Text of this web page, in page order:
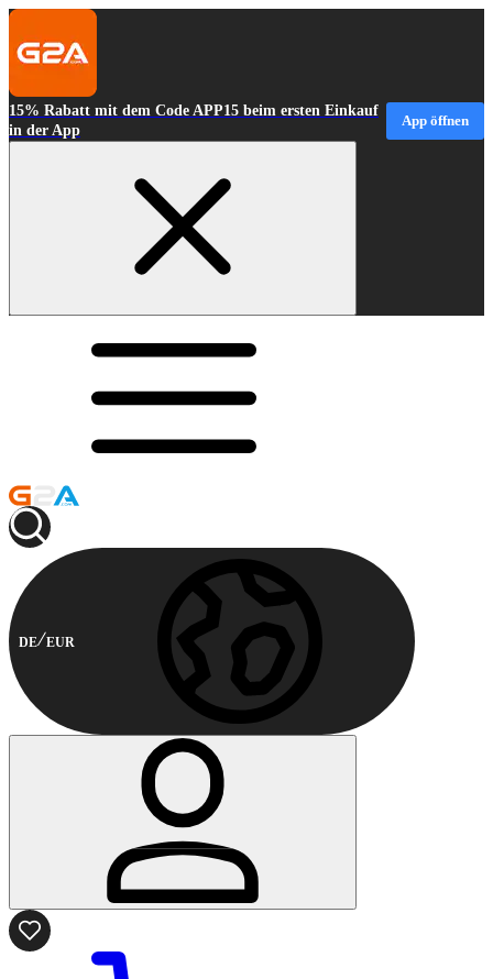
15% Rabatt mit dem Code APP15 beim ersten Einkauf
in der App
App öffnen
DE EUR